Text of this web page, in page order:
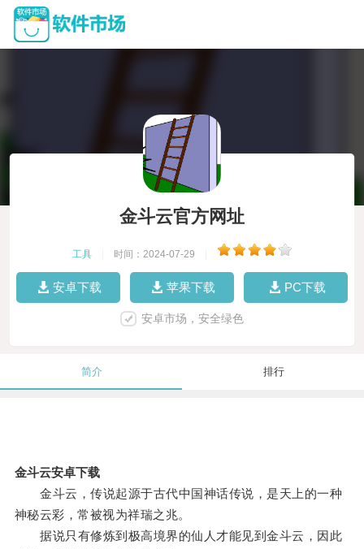
金斗云官方网址
工具 时间：2024-07-29
安卓下载 苹果下载 PC下载
安卓市场，安全绿色
简介 排行
金斗云安卓下载
金斗云，传说起源于古代中国神话传说，是天上的一种
神秘云彩，常被视为祥瑞之兆。
据说只有修炼到极高境界的仙人才能见到金斗云，因此